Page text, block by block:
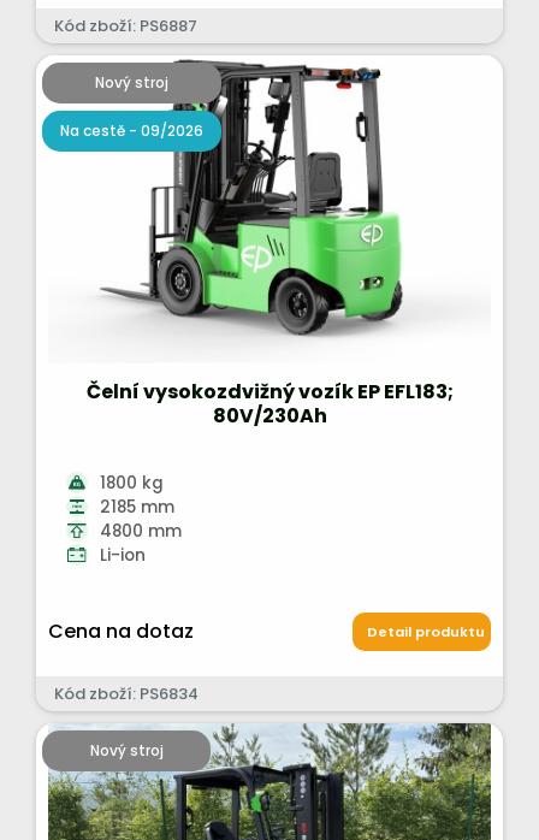
Kód zboží: PS6887
Nový stroj
Na cestě - 09/2026
Čelní vysokozdvižný vozík EP EFL183;
80V/230Ah
1800 kg
2185 mm
4800 mm
Li-ion
Cena na dotaz Detail produktu
Kód zboží: PS6834
Nový stroj